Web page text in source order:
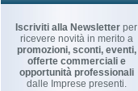
Iscriviti alla Newsletter per
ricevere novità in merito a
promozioni, sconti, eventi,
offerte commerciali e
opportunità professionali
dalle Imprese presenti.